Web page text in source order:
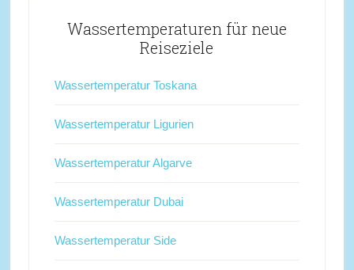
Wassertemperaturen für neue
Reiseziele
Wassertemperatur Toskana
Wassertemperatur Ligurien
Wassertemperatur Algarve
Wassertemperatur Dubai
Wassertemperatur Side